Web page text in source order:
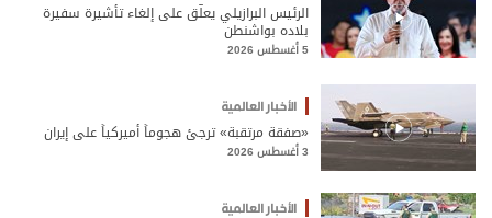
الرئيس البرازيلي يعلّق على إلغاء تأشيرة سفيرة
بلاده بواشنطن
5 أغسطس 2026
الأخبار العالمية
«صفقة مرتقبة» ترجئ هجوماً أميركياً على إيران
3 أغسطس 2026
الأخبار العالمية